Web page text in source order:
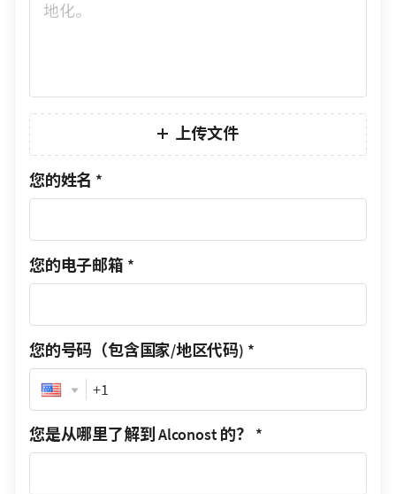
上传文件
您的姓名 *
您的电子邮箱 *
您的号码（包含国家/地区代码) *
Phone
您是从哪里了解到 Alconost 的？ *